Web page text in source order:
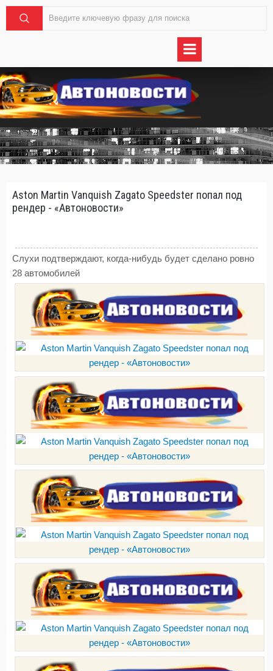
Aston Martin Vanquish Zagato Speedster попал под
рендер - «Автоновости»
Слухи подтверждают, когда-нибудь будет сделано ровно
28 автомобилей